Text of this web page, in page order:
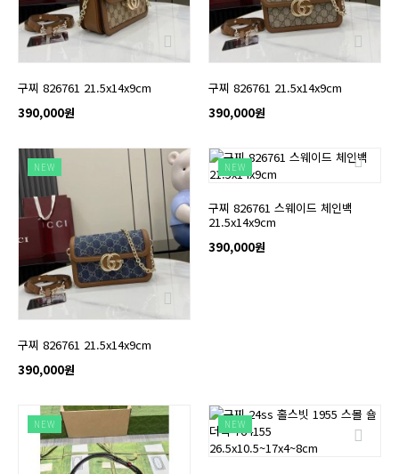
구찌 826761 21.5x14x9cm
390,000원
구찌 826761 21.5x14x9cm
390,000원
NEW
구찌 826761 21.5x14x9cm
390,000원
NEW
구찌 826761 스웨이드 체인백
21.5x14x9cm
390,000원
NEW NEW